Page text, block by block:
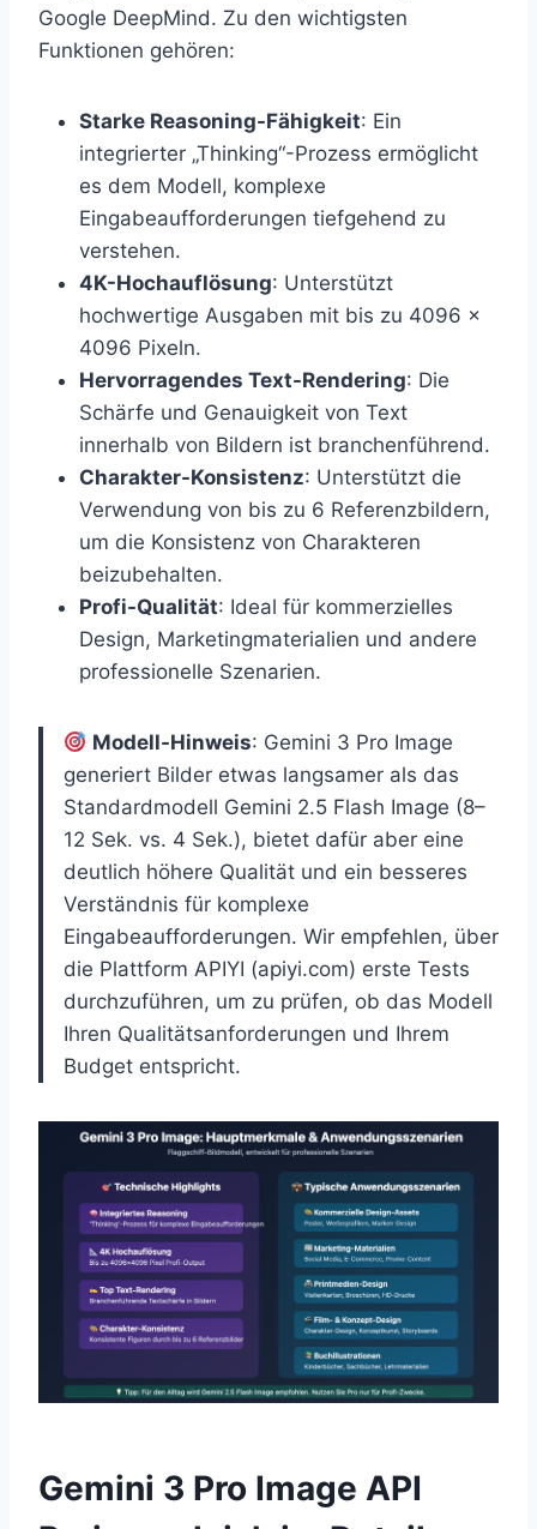
Google DeepMind. Zu den wichtigsten
Funktionen gehören:
Starke Reasoning-Fähigkeit: Ein
integrierter „Thinking“-Prozess ermöglicht
es dem Modell, komplexe
Eingabeaufforderungen tiefgehend zu
verstehen.
4K-Hochauflösung: Unterstützt
hochwertige Ausgaben mit bis zu 4096 ×
4096 Pixeln.
Hervorragendes Text-Rendering: Die
Schärfe und Genauigkeit von Text
innerhalb von Bildern ist branchenführend.
Charakter-Konsistenz: Unterstützt die
Verwendung von bis zu 6 Referenzbildern,
um die Konsistenz von Charakteren
beizubehalten.
Profi-Qualität: Ideal für kommerzielles
Design, Marketingmaterialien und andere
professionelle Szenarien.
Modell-Hinweis: Gemini 3 Pro Image
generiert Bilder etwas langsamer als das
Standardmodell Gemini 2.5 Flash Image (8–
12 Sek. vs. 4 Sek.), bietet dafür aber eine
deutlich höhere Qualität und ein besseres
Verständnis für komplexe
Eingabeaufforderungen. Wir empfehlen, über
die Plattform APIYI (apiyi.com) erste Tests
durchzuführen, um zu prüfen, ob das Modell
Ihren Qualitätsanforderungen und Ihrem
Budget entspricht.
Gemini 3 Pro Image API